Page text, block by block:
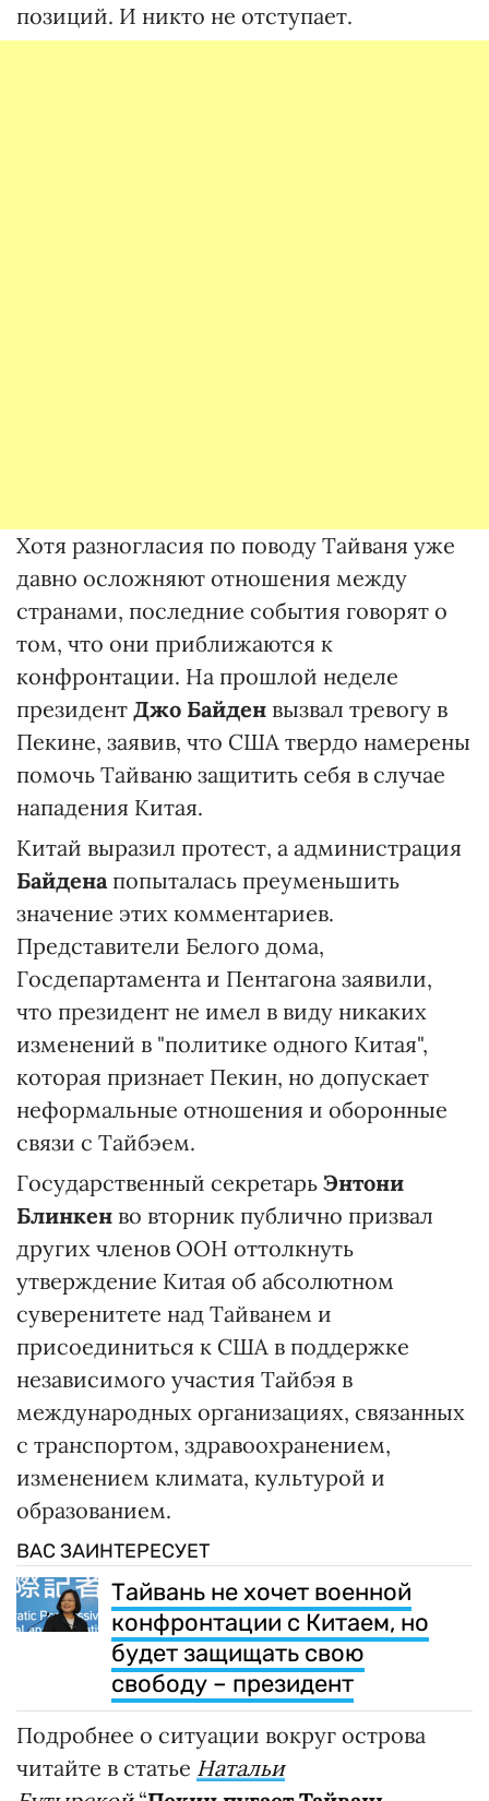
позиций. И никто не отступает.
Хотя разногласия по поводу Тайваня уже
давно осложняют отношения между
странами, последние события говорят о
том, что они приближаются к
конфронтации. На прошлой неделе
президент Джо Байден вызвал тревогу в
Пекине, заявив, что США твердо намерены
помочь Тайваню защитить себя в случае
нападения Китая.
Китай выразил протест, а администрация
Байдена попыталась преуменьшить
значение этих комментариев.
Представители Белого дома,
Госдепартамента и Пентагона заявили,
что президент не имел в виду никаких
изменений в "политике одного Китая",
которая признает Пекин, но допускает
неформальные отношения и оборонные
связи с Тайбэем.
Государственный секретарь Энтони
Блинкен во вторник публично призвал
других членов ООН оттолкнуть
утверждение Китая об абсолютном
суверенитете над Тайванем и
присоединиться к США в поддержке
независимого участия Тайбэя в
международных организациях, связанных
с транспортом, здравоохранением,
изменением климата, культурой и
образованием.
ВАС ЗАИНТЕРЕСУЕТ
Тайвань не хочет военной
конфронтации с Китаем, но
будет защищать свою
свободу – президент
Подробнее о ситуации вокруг острова
читайте в статье Натальи